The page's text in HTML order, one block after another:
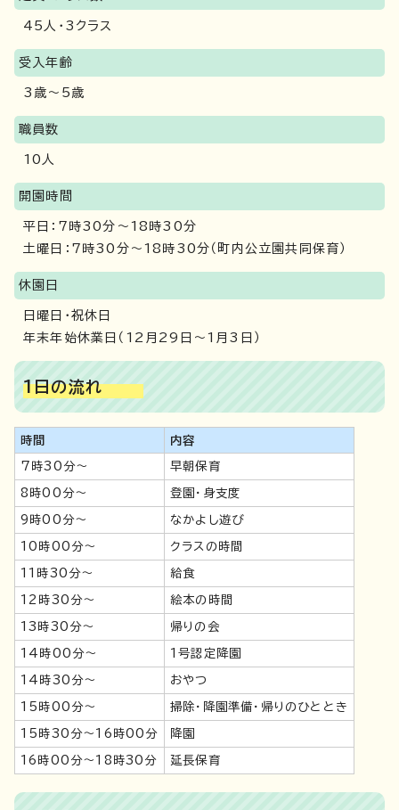
45人・3クラス
受入年齢
3歳～5歳
職員数
10人
開園時間
平日：7時30分～18時30分
土曜日：7時30分～18時30分（町内公立園共同保育）
休園日
日曜日・祝休日
年末年始休業日（12月29日～1月3日）
1日の流れ
時間 内容
7時30分～ 早朝保育
8時00分～ 登園・身支度
9時00分～ なかよし遊び
10時00分〜 クラスの時間
11時30分～ 給食
12時30分～ 絵本の時間
13時30分～ 帰りの会
14時00分〜 1号認定降園
14時30分～ おやつ
15時00分～ 掃除・降園準備・帰りのひととき
15時30分～16時00分 降園
16時00分～18時30分 延長保育